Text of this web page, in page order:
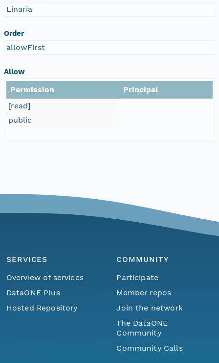
Linaria
Order
allowFirst
Allow
Permission
Principal
[read]
public
SERVICES
Overview of services
DataONE Plus
Hosted Repository
COMMUNITY
Participate
Member repos
Join the network
The DataONE
Community
Community Calls